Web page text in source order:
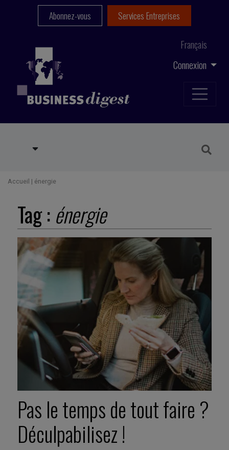
Connexion
Français
Abonnez-vous Services Entreprises
Accueil | énergie
Tag : énergie
Pas le temps de tout faire ?
Déculpabilisez !